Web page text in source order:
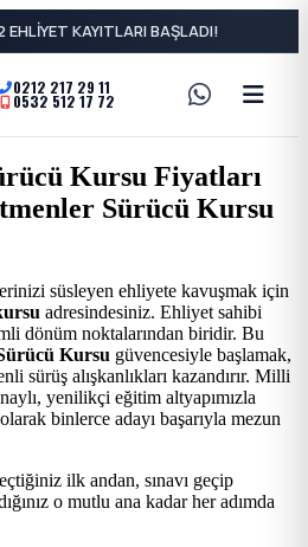
EHLİYET KAYITLARI BAŞLADI!
0212 217 29 11
0532 512 17 72
Kursu Fiyatları
Sürücü Kursu
süsleyen ehliyete kavuşmak için
adresindesiniz. Ehliyet sahibi
dönüm noktalarından biridir. Bu
Kursu güvencesiyle başlamak,
sürüş alışkanlıkları kazandırır. Milli
yenilikçi eğitim altyapımızla
olarak binlerce adayı başarıyla mezun
ilk andan, sınavı geçip
o mutlu ana kadar her adımda